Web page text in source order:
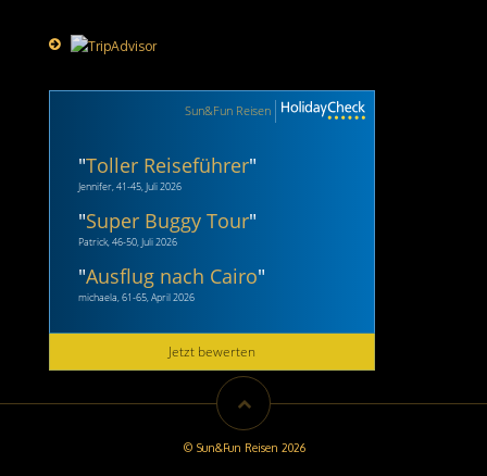
Sun&Fun Reisen
"Toller Reiseführer"
Jennifer, 41-45, Juli 2026
"Super Buggy Tour"
Patrick, 46-50, Juli 2026
"Ausflug nach Cairo"
michaela, 61-65, April 2026
Jetzt bewerten
© Sun&Fun Reisen 2026